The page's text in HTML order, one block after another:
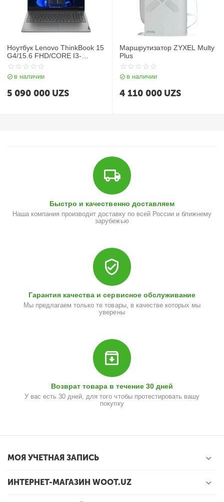
Ноутбук Lenovo ThinkBook 15
G4/15.6 FHD/CORE I3-
1215U/8GB /256GB SSD
в наличии
5 090 000 UZS
Маршрутизатор ZYXEL Multy
Plus
в наличии
4 110 000 UZS
Быстро и качественно доставляем
Наша компания производит доставку по всей России и ближнему
зарубежью
Гарантия качества и сервисное обслуживание
Мы предлагаем только те товары, в качестве которых мы
уверены
Возврат товара в течение 30 дней
У вас есть 30 дней, для того чтобы протестировать вашу
покупку
МОЯ УЧЕТНАЯ ЗАПИСЬ
ИНТЕРНЕТ-МАГАЗИН WOOT.UZ